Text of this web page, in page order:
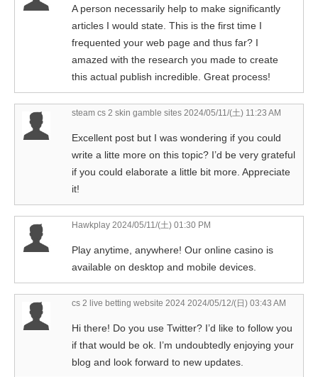
A person necessarily help to make significantly
articles I would state. This is the first time I
frequented your web page and thus far? I
amazed with the research you made to create
this actual publish incredible. Great process!
steam cs 2 skin gamble sites 2024/05/11/(土) 11:23 AM
Excellent post but I was wondering if you could
write a litte more on this topic? I’d be very grateful
if you could elaborate a little bit more. Appreciate
it!
Hawkplay 2024/05/11/(土) 01:30 PM
Play anytime, anywhere! Our online casino is
available on desktop and mobile devices.
cs 2 live betting website 2024 2024/05/12/(日) 03:43 AM
Hi there! Do you use Twitter? I’d like to follow you
if that would be ok. I’m undoubtedly enjoying your
blog and look forward to new updates.